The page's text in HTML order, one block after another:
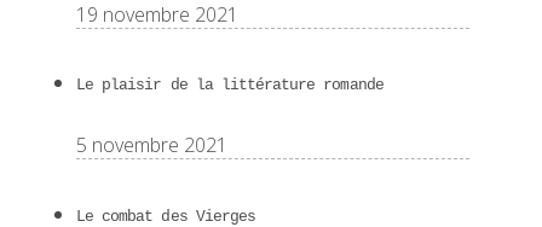
19 novembre 2021
Le plaisir de la littérature romande
5 novembre 2021
Le combat des Vierges